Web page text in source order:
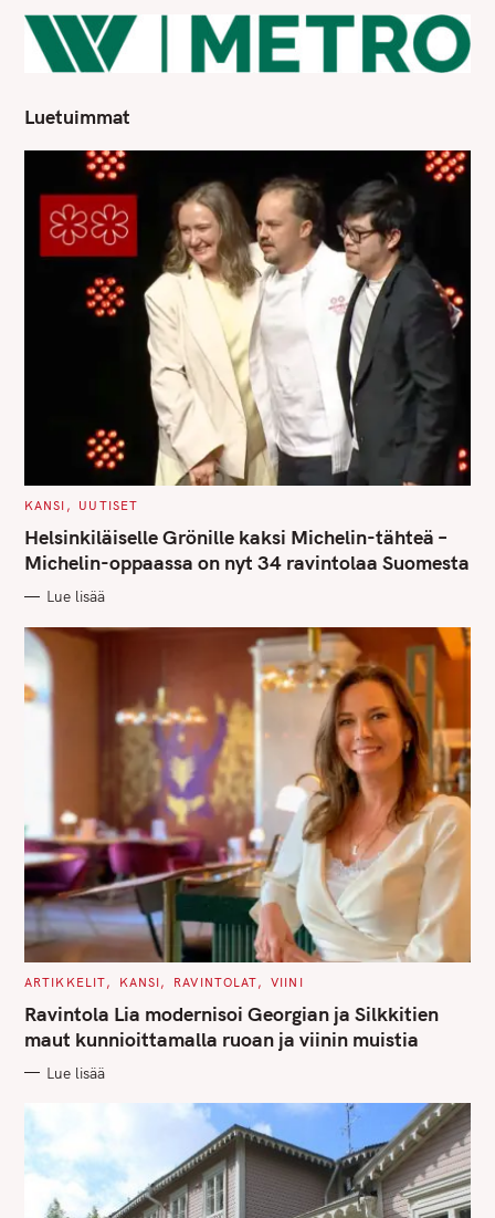
Luetuimmat
C
T
E
G
O
I
S
KANSI UUTISET
Helsinkiläiselle Grönille kaksi Michelin-tähteä –
Michelin-oppaassa on nyt 34 ravintolaa Suomesta
Lue lisää
C
T
E
G
O
I
ARTIKKELIT KANSI RAVINTOLAT VIINI
Ravintola Lia modernisoi Georgian ja Silkkitien
maut kunnioittamalla ruoan ja viinin muistia
Lue lisää
S
e
r
: